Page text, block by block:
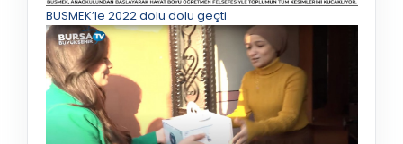
BUSMEK’le 2022 dolu dolu geçti